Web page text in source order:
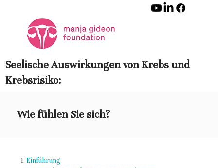
Seelische Auswirkungen von Krebs und
Krebsrisiko:
Wie fühlen Sie sich?
1. Einführung